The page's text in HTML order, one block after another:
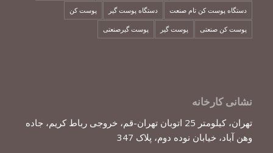
دستگاه پوست کن تام صنعت دستگاه پوست گیر پوست کن
پوست کن صنعتی پوست گیر پوست گیرصنعتی
نشانی کارخانه
تهران، کیلومتر 25 اتوبان تهران-قم، خروجی رباط کریم، جاده
وهن آباد، خیابان نوده دوم، پلاک 347